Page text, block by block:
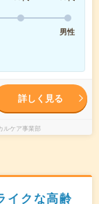
男性
詳しく見る
ルケア事業部
イクな高齢